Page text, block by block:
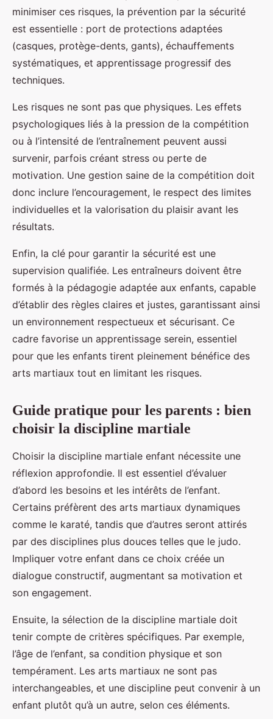
minimiser ces risques, la prévention par la sécurité
est essentielle : port de protections adaptées
(casques, protège-dents, gants), échauffements
systématiques, et apprentissage progressif des
techniques.
Les risques ne sont pas que physiques. Les effets
psychologiques liés à la pression de la compétition
ou à l’intensité de l’entraînement peuvent aussi
survenir, parfois créant stress ou perte de
motivation. Une gestion saine de la compétition doit
donc inclure l’encouragement, le respect des limites
individuelles et la valorisation du plaisir avant les
résultats.
Enfin, la clé pour garantir la sécurité est une
supervision qualifiée. Les entraîneurs doivent être
formés à la pédagogie adaptée aux enfants, capable
d’établir des règles claires et justes, garantissant ainsi
un environnement respectueux et sécurisant. Ce
cadre favorise un apprentissage serein, essentiel
pour que les enfants tirent pleinement bénéfice des
arts martiaux tout en limitant les risques.
Guide pratique pour les parents : bien
choisir la discipline martiale
Choisir la discipline martiale enfant nécessite une
réflexion approfondie. Il est essentiel d’évaluer
d’abord les besoins et les intérêts de l’enfant.
Certains préfèrent des arts martiaux dynamiques
comme le karaté, tandis que d’autres seront attirés
par des disciplines plus douces telles que le judo.
Impliquer votre enfant dans ce choix créée un
dialogue constructif, augmentant sa motivation et
son engagement.
Ensuite, la sélection de la discipline martiale doit
tenir compte de critères spécifiques. Par exemple,
l’âge de l’enfant, sa condition physique et son
tempérament. Les arts martiaux ne sont pas
interchangeables, et une discipline peut convenir à un
enfant plutôt qu’à un autre, selon ces éléments.